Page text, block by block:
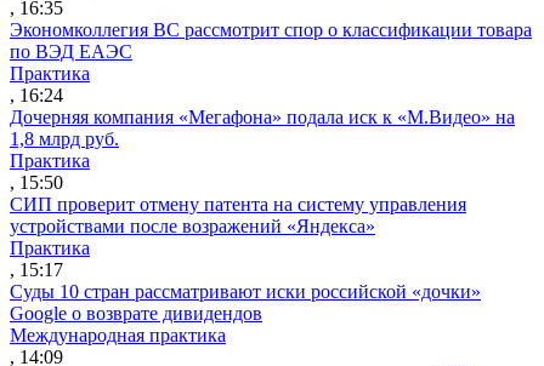
, 16:35
Экономколлегия ВС рассмотрит спор о классификации товара
по ВЭД ЕАЭС
Практика
, 16:24
Дочерняя компания «Мегафона» подала иск к «М.Видео» на
1,8 млрд руб.
Практика
, 15:50
СИП проверит отмену патента на систему управления
устройствами после возражений «Яндекса»
Практика
, 15:17
Суды 10 стран рассматривают иски российской «дочки»
Google о возврате дивидендов
Международная практика
, 14:09